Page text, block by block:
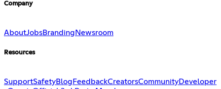
Company
AboutJobsBranding Newsroom
Resources
SupportSafetyBlog FeedbackCreatorsCommunityDeveloper